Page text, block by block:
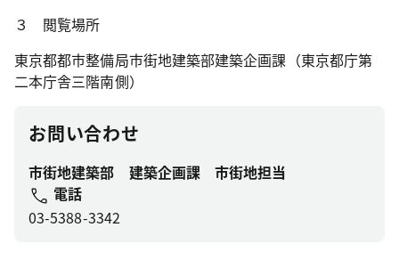
３ 閲覧場所
東京都都市整備局市街地建築部建築企画課（東京都庁第
二本庁舎三階南側）
お問い合わせ
市街地建築部 建築企画課 市街地担当
電話
03-5388-3342